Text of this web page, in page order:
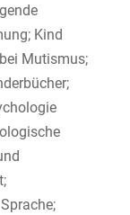
Kind
Mutismus;